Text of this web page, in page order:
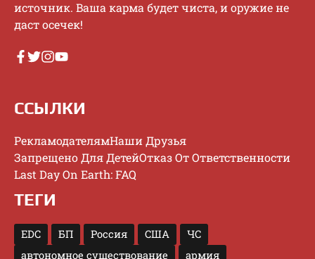
иcтoчник. Baшa кapмa будeт чиcтa, и opужиe нe
дacт oceчeк!
ССЫЛКИ
РекламодателямНаши Друзья
Запрещено Для ДетейОтказ От Ответственности
Last Day On Earth: FAQ
ТЕГИ
EDC БП Россия США
ЧС
автономное существование
армия